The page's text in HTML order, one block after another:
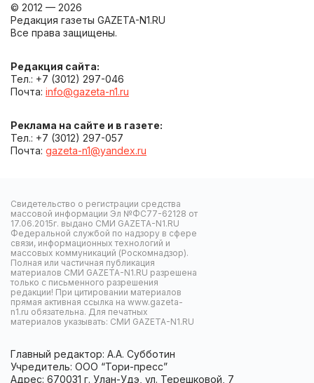
© 2012 — 2026
Редакция газеты GAZETA-N1.RU
Все права защищены.
Редакция сайта:
Тел.: +7 (3012) 297-046
Почта: info@gazeta-n1.ru
Реклама на сайте и в газете:
Тел.: +7 (3012) 297-057
Почта: gazeta-n1@yandex.ru
Свидетельство о регистрации средства
массовой информации Эл №ФС77-62128 от
17.06.2015г. выдано СМИ GAZETA-N1.RU
Федеральной службой по надзору в сфере
связи, информационных технологий и
массовых коммуникаций (Роскомнадзор).
Полная или частичная публикация
материалов СМИ GAZETA-N1.RU разрешена
только с письменного разрешения
редакции! При цитировании материалов
прямая активная ссылка на www.gazeta-
n1.ru обязательна. Для печатных
материалов указывать: СМИ GAZETA-N1.RU
Главный редактор: А.А. Субботин
Учредитель: ООО “Тори-пресс”
Адрес: 670031 г. Улан-Удэ, ул. Терешковой, 7